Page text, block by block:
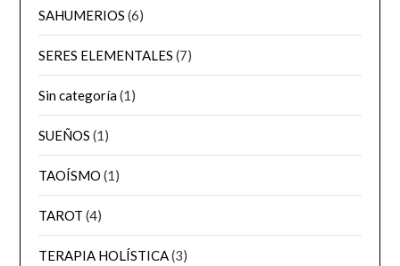
SAHUMERIOS (6)
SERES ELEMENTALES (7)
Sin categoría(1)
SUEÑOS (1)
TAOÍSMO (1)
TAROT (4)
TERAPIA HOLÍSTICA(3)